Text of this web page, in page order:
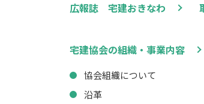
広報誌 宅建おきなわ
宅建協会の組織・事業内容
協会組織について
沿革